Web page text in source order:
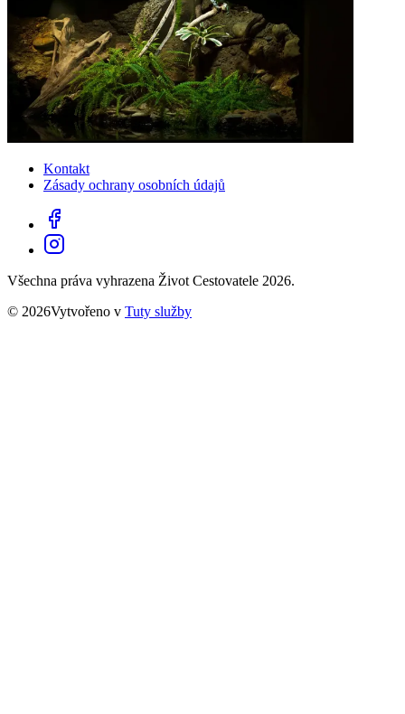
Kontakt
Zásady ochrany osobních údajů
Všechna práva vyhrazena Život Cestovatele 2026.
© 2026Vytvořeno v Tuty služby